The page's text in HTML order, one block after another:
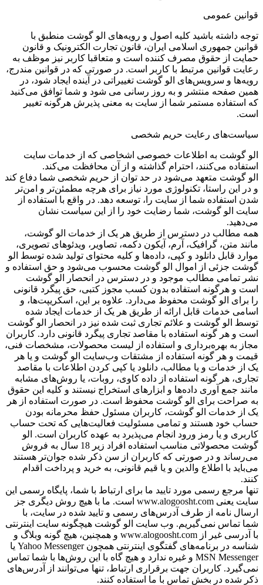
قوانین عمومی
توجه داشته باشید کلیه اصول و رویه‏‌های الو گوشت منطبق با
قوانین جمهوری اسلامی ایران، قانون تجارت الکترونیک و قانون
حمایت از حقوق مصرف کننده است و متعاقبا کاربر نیز موظف به
رعایت قوانین مرتبط با کاربر است. در صورتی که در قوانین مندرج،
رویه‏‌ها و سرویس‏‌های الو گوشت تغییراتی در آینده ایجاد شود، در
همین صفحه منتشر و به روز رسانی می شود و شما توافق می‏‌کنید
که استفاده مستمر شما از سایت به معنی پذیرش هرگونه تغییر
است.
سیاست‏‌های رعایت حریم شخصی
الو گوشت به اطلاعات خصوصی اشخاصی که از خدمات سایت
استفاده می‏‌کنند، احترام گذاشته و از آن محافظت می‏‌کند.
الو گوشت متعهد می‏‌شود در حد توان از حریم شخصی شما دفاع کند
و در این راستا، تکنولوژی مورد نیاز برای هرچه مطمئن‏‌تر و امن‏‌تر
شدن استفاده شما از سایت را، توسعه دهد. در واقع با استفاده از
سایت الو گوشت، شما رضایت خود را از این سیاست نشان
می‏‌دهید.
همه مطالب در دسترس از طریق هر یک از خدمات الو گوشت،
مانند متن، گرافیک، آرم، آیکون دکمه، تصاویر، ویدئوهای تصویری،
موارد قابل دانلود و کپی، داده‌ها و کلیه محتوای تولید شده توسط الو
گوشت جزئی از اموال الو گوشت محسوب می‏‌شود و حق استفاده و
نشر تمامی مطالب موجود و در دسترس در انحصار الو گوشت
است و هرگونه استفاده بدون کسب مجوز کتبی، حق پیگرد قانونی
را برای الو گوشت محفوظ می‏‌دارد. علاوه بر این، اسکریپت‌ها، و
اسامی خدمات قابل ارائه از طریق هر یک از خدمات ایجاد شده
توسط الو گوشت و علائم تجاری ثبت شده نیز در انحصار الو گوشت
است و هر گونه استفاده با مقاصد تجاری پیگرد قانونی دارد. کاربران
مجاز به بهره‌‏برداری و استفاده از لیست محصولات، مشخصات فنی،
قیمت و هر گونه استفاده از مشتقات وب‏‌سایت الو گوشت و یا هر
یک از خدمات و یا مطالب، دانلود یا کپی کردن اطلاعات با مقاصد
تجاری، هر گونه استفاده از داده کاوی، روبات، یا روش‌‏های مشابه
مانند جمع آوری داده‌‏ها و ابزارهای استخراج نیستند و کلیه این حقوق
به صراحت برای الو گوشت محفوظ است. در صورت استفاده از هر
یک از خدمات الو گوشت، کاربران مسئول حفظ محرمانه بودن
حساب خود هستند و تمامی مسئولیت فعالیت‌‏هایی که تحت حساب
کاربری و یا رمز ورود انجام می‏‌پذیرد به عهده کاربران است. الو
گوشت محصولاتی مناسب استفاده افراد زیر 18 سال به فروش
می‏‌رساند و در صورتی که کاربران از سن ذکر شده جوان‌‏تر هستند
می‌‏باید با اطلاع والدین و یا قیم قانونی، به خرید و پرداخت اقدام
کنند.
تنها مرجع رسمی مورد تایید ما برای ارتباط با شما، پایگاه رسمی این
سایت یعنی www.alogoosht.com است. ما با هیچ روش دیگری جز
ارسال نامه از طرف آدرس‏‌های رسمی و تایید شده در سایت، با
شما تماس نمی‌‏گیریم. وب سایت الو گوشت هیچگونه سایت اینترنتی
با آدرسی غیر از www.alogoosht.com و همچنین، هیچ گونه وبلاگ و
شناسه در برنامه‏‌های گفتگوی اینترنتی همچون Yahoo Messenger یا
MSN Messenger و غیره ندارد و هیچ ‏گاه با این روش‏‌ها با شما تماس
نمی‏‌گیرد. کاربران جهت برقراری ارتباط، تنها می‏‌توانند از آدرس‌‏های
ذکر شده در بخش تماس با ما استفاده کنند.